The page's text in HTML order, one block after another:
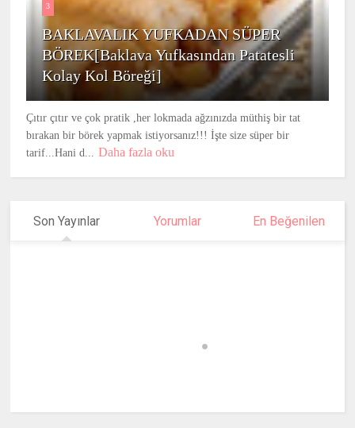
3
BAKLAVALIK YUFKADAN SÜPER
BÖREK[Baklava Yufkasından Patatesli
Kolay Kol Böreği]
Çıtır çıtır ve çok pratik ,her lokmada ağzınızda müthiş bir tat
bırakan bir börek yapmak istiyorsanız!!! İşte size süper bir
tarif...Hani d...
Daha fazla oku
Son Yayınlar Yorumlar En Beğenilen